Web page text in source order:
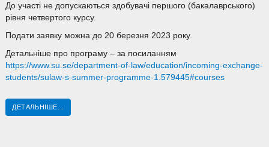
До участі не допускаються здобувачі першого (бакалаврського)
рівня четвертого курсу.
Подати заявку можна до 20 березня 2023 року.
Детальніше про програму – за посиланням
https://www.su.se/department-of-law/education/incoming-exchange-
students/sulaw-s-summer-programme-1.579445#courses
ДЕТАЛЬНІШЕ...